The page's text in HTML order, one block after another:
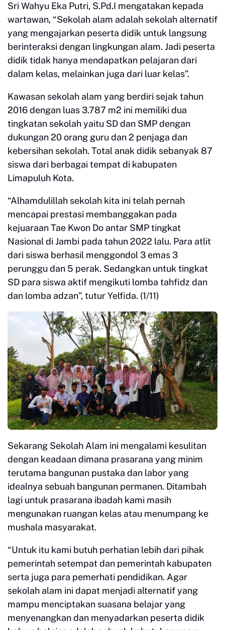
Sri Wahyu Eka Putri, S.Pd.I mengatakan kepada
wartawan, “Sekolah alam adalah sekolah alternatif
yang mengajarkan peserta didik untuk langsung
berinteraksi dengan lingkungan alam. Jadi peserta
didik tidak hanya mendapatkan pelajaran dari
dalam kelas, melainkan juga dari luar kelas”.
Kawasan sekolah alam yang berdiri sejak tahun
2016 dengan luas 3.787 m2 ini memiliki dua
tingkatan sekolah yaitu SD dan SMP dengan
dukungan 20 orang guru dan 2 penjaga dan
kebersihan sekolah. Total anak didik sebanyak 87
siswa dari berbagai tempat di kabupaten
Limapuluh Kota.
“Alhamdulillah sekolah kita ini telah pernah
mencapai prestasi membanggakan pada
kejuaraan Tae Kwon Do antar SMP tingkat
Nasional di Jambi pada tahun 2022 lalu. Para atlit
dari siswa berhasil menggondol 3 emas 3
perunggu dan 5 perak. Sedangkan untuk tingkat
SD para siswa aktif mengikuti lomba tahfidz dan
dan lomba adzan”, tutur Yelfida. (1/11)
Sekarang Sekolah Alam ini mengalami kesulitan
dengan keadaan dimana prasarana yang minim
terutama bangunan pustaka dan labor yang
idealnya sebuah bangunan permanen. Ditambah
lagi untuk prasarana ibadah kami masih
mengunakan ruangan kelas atau menumpang ke
mushala masyarakat.
“Untuk itu kami butuh perhatian lebih dari pihak
pemerintah setempat dan pemerintah kabupaten
serta juga para pemerhati pendidikan. Agar
sekolah alam ini dapat menjadi alternatif yang
mampu menciptakan suasana belajar yang
menyenangkan dan menyadarkan peserta didik